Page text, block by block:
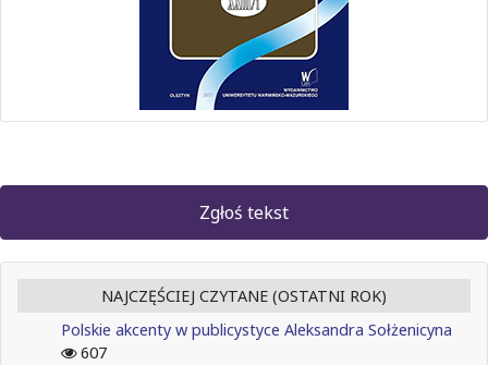
Zgłoś tekst
NAJCZĘŚCIEJ CZYTANE (OSTATNI ROK)
Polskie akcenty w publicystyce Aleksandra Sołżenicyna
607